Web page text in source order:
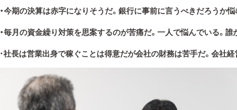
・今期の決算は赤字になりそうだ。銀行に事前に言うべきだろうか悩
・毎月の資金繰り対策を思案するのが苦痛だ。一人で悩んでいる。誰
・社長は営業出身で稼ぐことは得意だが会社の財務は苦手だ。会社経